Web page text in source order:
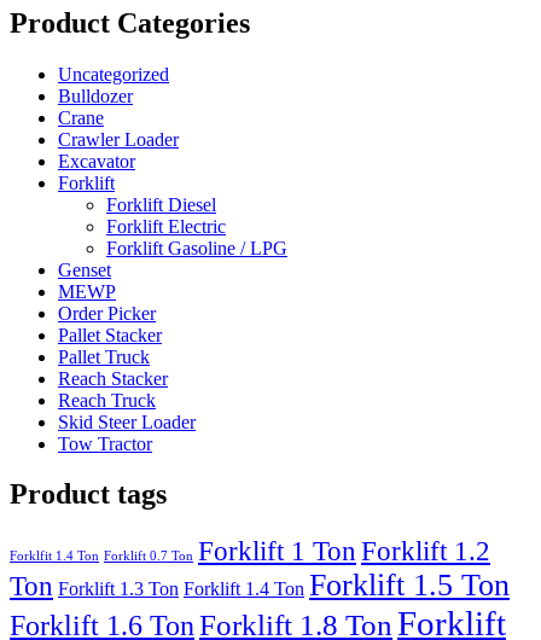
Product Categories
Uncategorized
Bulldozer
Crane
Crawler Loader
Excavator
Forklift
Forklift Diesel
Forklift Electric
Forklift Gasoline / LPG
Genset
MEWP
Order Picker
Pallet Stacker
Pallet Truck
Reach Stacker
Reach Truck
Skid Steer Loader
Tow Tractor
Product tags
Forklfit 1.4 Ton Forklift 0.7 Ton Forklift 1 TonForklift 1.2
Ton Forklift 1.3 Ton Forklift 1.4 Ton Forklift 1.5 Ton
Forklift 1.6 TonForklift 1.8 Ton Forklift